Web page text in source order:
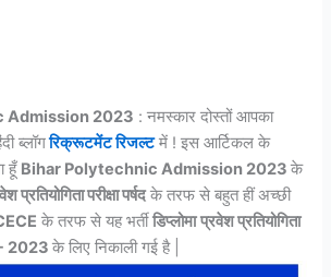
Admission 2023 : नमस्कार दोस्तों आपका
ब्लॉगरिक्रूटमेंट रिजल्टमें ! इस आर्टिकल के
हूँ Bihar Polytechnic Admission 2023 के
प्रतियोगिता परीक्षा पर्षदके तरफ से बहुत हीं अच्छी
के तरफ से यह भर्तीडिप्लोमा प्रवेश प्रतियोगिता
2023के लिए निकाली गई है |